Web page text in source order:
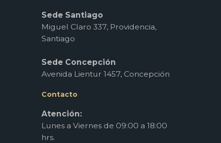
Sede Santiago
Miguel Claro 337, Providencia,
Santiago
Sede Concepción
Avenida Lientur 1457, Concepción
Contacto
Atención:
Lunes a Viernes de 09:00 a 18:00
hrs.